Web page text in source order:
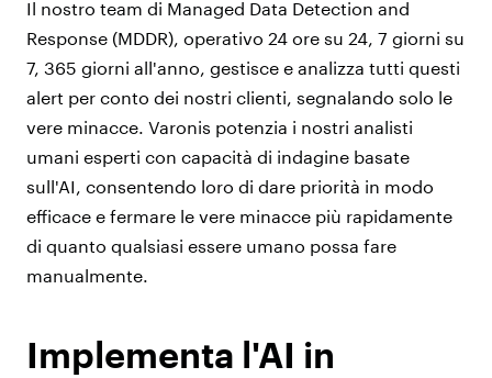
Il nostro team di Managed Data Detection and
Response (MDDR), operativo 24 ore su 24, 7 giorni su
7, 365 giorni all'anno, gestisce e analizza tutti questi
alert per conto dei nostri clienti, segnalando solo le
vere minacce. Varonis potenzia i nostri analisti
umani esperti con capacità di indagine basate
sull'AI, consentendo loro di dare priorità in modo
efficace e fermare le vere minacce più rapidamente
di quanto qualsiasi essere umano possa fare
manualmente.
Implementa l'AI in